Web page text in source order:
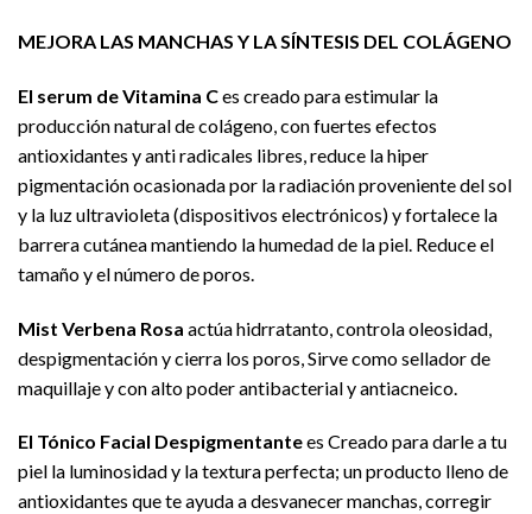
MEJORA LAS MANCHAS Y LA SÍNTESIS DEL COLÁGENO
El serum de Vitamina Ces creado para estimular la
producción natural de colágeno, con fuertes efectos
antioxidantes y anti radicales libres, reduce la hiper
pigmentación ocasionada por la radiación proveniente del sol
y la luz ultravioleta (dispositivos electrónicos) y fortalece la
barrera cutánea mantiendo la humedad de la piel. Reduce el
tamaño y el número de poros.
Mist Verbena Rosa actúa hidrratanto, controla oleosidad,
despigmentación y cierra los poros, Sirve como sellador de
maquillaje y con alto poder antibacterial y antiacneico.
El Tónico Facial Despigmentantees Creado para darle a tu
piel la luminosidad y la textura perfecta; un producto lleno de
antioxidantes que te ayuda a desvanecer manchas, corregir